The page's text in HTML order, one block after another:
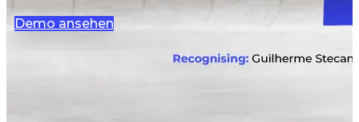
Demo ansehen